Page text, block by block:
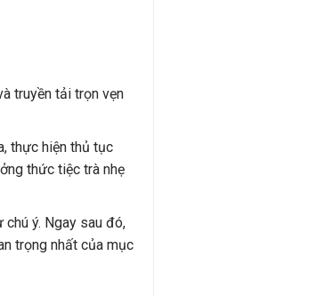
truyền tải trọn vẹn
thực hiện thủ tục
thức tiệc trà nhẹ
ý. Ngay sau đó,
trọng nhất của mục